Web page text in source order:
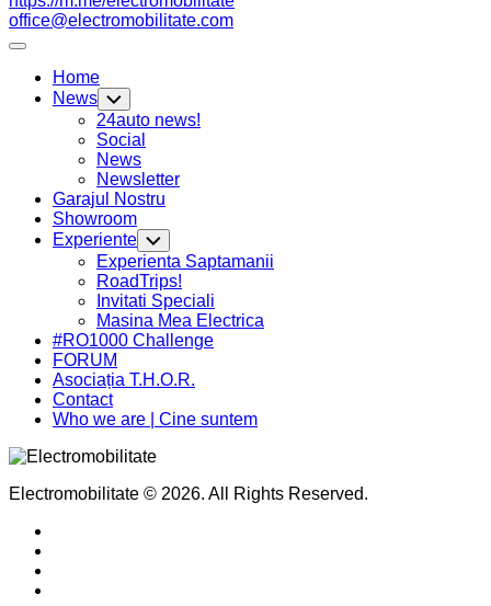
office@electromobilitate.com
Expand
Home
News Toggle
Child
Menu
24auto news!
Social
News
Newsletter
Garajul Nostru
Showroom
Experiente Toggle
Child
Menu
Experienta Saptamanii
RoadTrips!
Invitati Speciali
Current
Page
Parent
Masina Mea Electrica
#RO1000 Challenge
FORUM
Asociația T.H.O.R.
Contact
Who we are | Cine suntem
Electromobilitate © 2026. All Rights Reserved.